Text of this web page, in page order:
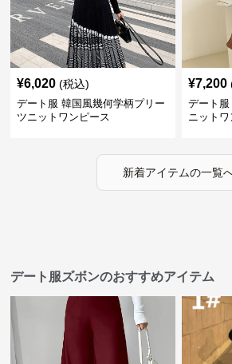
¥6,020 (税込)
デート服 韓国風幾何学柄プリー
ツニットワンピース
¥7,200
デート
ニット
新着アイテムの一覧
デート服ズボンのおすすめアイテム